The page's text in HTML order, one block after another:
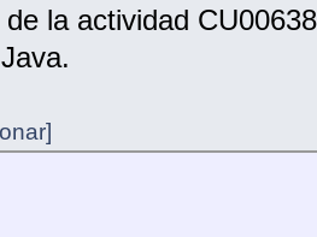
valorCasado){
valorEspecialista){
los valores de los atributos
la actividad